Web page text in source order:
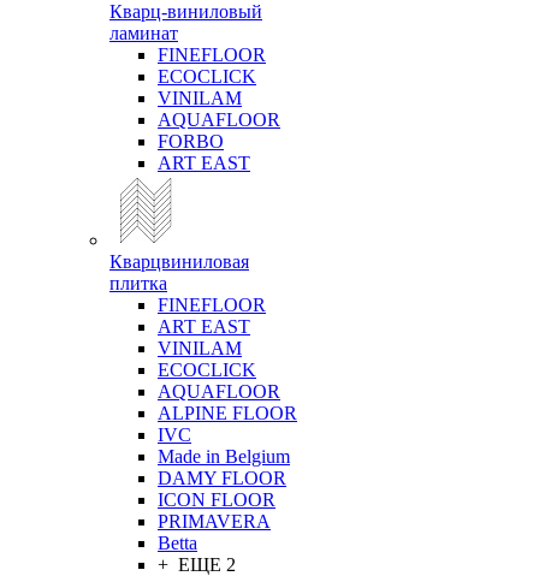
Кварц-виниловый
ламинат
FINEFLOOR
ECOCLICK
VINILAM
AQUAFLOOR
FORBO
ART EAST
Кварцвиниловая
плитка
FINEFLOOR
ART EAST
VINILAM
ECOCLICK
AQUAFLOOR
ALPINE FLOOR
IVC
Made in Belgium
DAMY FLOOR
ICON FLOOR
PRIMAVERA
Betta
+ ЕЩЕ 2